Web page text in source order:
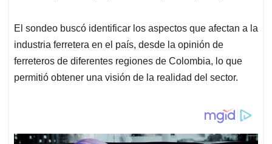
El sondeo buscó identificar los aspectos que afectan a la
industria ferretera en el país, desde la opinión de
ferreteros de diferentes regiones de Colombia, lo que
permitió obtener una visión de la realidad del sector.